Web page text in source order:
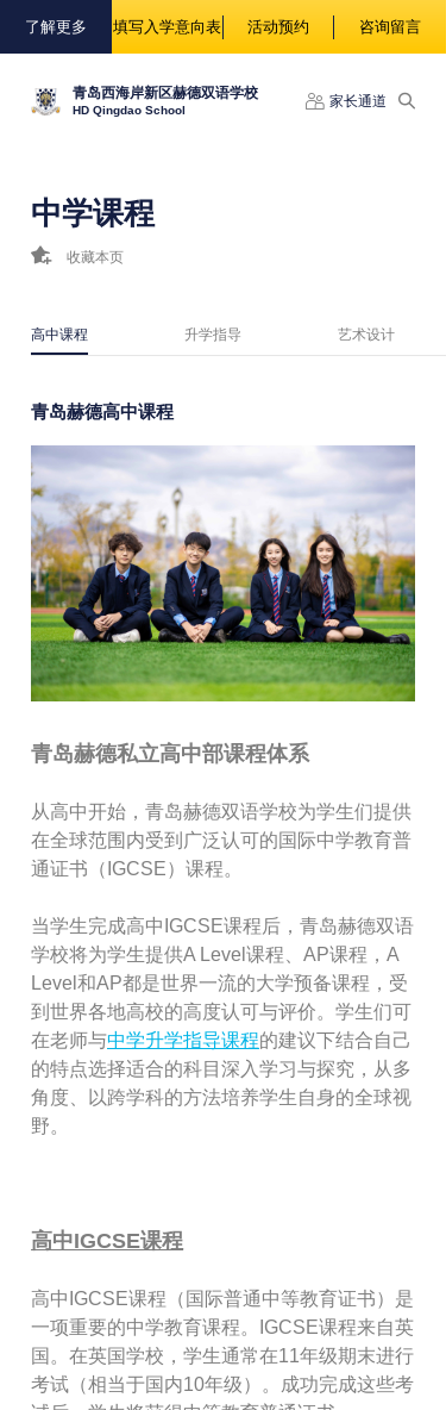
了解更多 填写入学意向表 活动预约 咨询留言
青岛西海岸新区赫德双语学校
HD Qingdao School
家长通道
中学课程
收藏本页
高中课程 升学指导 艺术设计
青岛赫德高中课程
青岛赫德私立高中部课程体系
从高中开始，青岛赫德双语学校为学生们提供
在全球范围内受到广泛认可的国际中学教育普
通证书（IGCSE）课程。
当学生完成高中IGCSE课程后，青岛赫德双语
学校将为学生提供A Level课程、AP课程，A
Level和AP都是世界一流的大学预备课程，受
到世界各地高校的高度认可与评价。学生们可
在老师与中学升学指导课程的建议下结合自己
的特点选择适合的科目深入学习与探究，从多
角度、以跨学科的方法培养学生自身的全球视
野。
高中IGCSE课程
高中IGCSE课程（国际普通中等教育证书）是
一项重要的中学教育课程。IGCSE课程来自英
国。在英国学校，学生通常在11年级期末进行
考试（相当于国内10年级）。成功完成这些考